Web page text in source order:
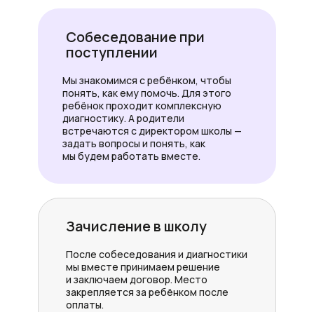
Собеседование при
поступлении
Мы знакомимся с ребёнком, чтобы
понять, как ему помочь. Для этого
ребёнок проходит комплексную
диагностику. А родители
встречаются с директором школы —
задать вопросы и понять, как
мы будем работать вместе.
Зачисление в школу
После собеседования и диагностики
мы вместе принимаем решение
и заключаем договор. Место
закрепляется за ребёнком после
оплаты.